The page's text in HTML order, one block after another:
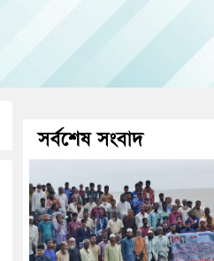
সর্বশেষ সংবাদ